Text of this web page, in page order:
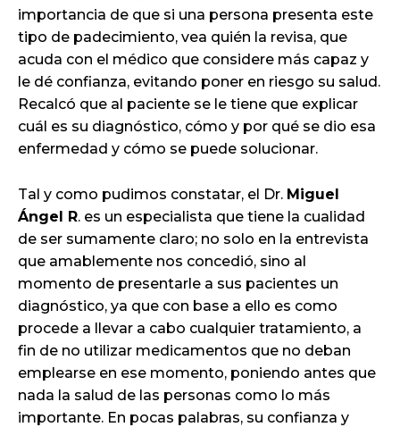
importancia de que si una persona presenta este
tipo de padecimiento, vea quién la revisa, que
acuda con el médico que considere más capaz y
le dé confianza, evitando poner en riesgo su salud.
Recalcó que al paciente se le tiene que explicar
cuál es su diagnóstico, cómo y por qué se dio esa
enfermedad y cómo se puede solucionar.
Tal y como pudimos constatar, el Dr. Miguel
Ángel R. es un especialista que tiene la cualidad
de ser sumamente claro; no solo en la entrevista
que amablemente nos concedió, sino al
momento de presentarle a sus pacientes un
diagnóstico, ya que con base a ello es como
procede a llevar a cabo cualquier tratamiento, a
fin de no utilizar medicamentos que no deban
emplearse en ese momento, poniendo antes que
nada la salud de las personas como lo más
importante. En pocas palabras, su confianza y